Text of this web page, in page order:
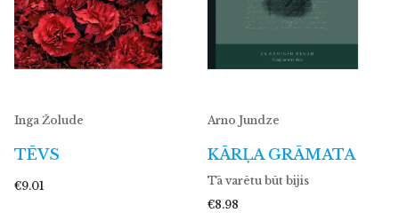
Inga Žolude
TĒVS
€9.01
Arno Jundze
KĀRĻA GRĀMATA
Tā varētu būt bijis
€8.98